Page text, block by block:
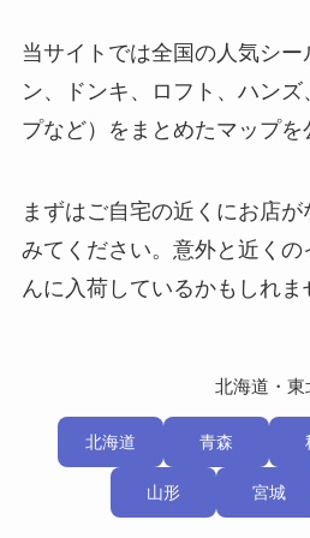
当サイトでは全国の人気シ
ン、ドンキ、ロフト、ハン
プなど）をまとめたマップを
まずはご自宅の近くにお店
みてください。意外と近くの
んに入荷しているかもしれま
北海道・東
北海道 青森
山形 宮城